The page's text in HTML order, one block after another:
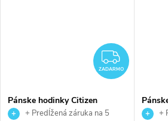
ZADARMO
Pánske hodinky Citizen
CA0690-88L
+ Predĺžená záruka na 5
+